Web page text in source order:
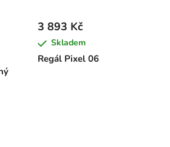
Regál Pixel 06
3 893 Kč
Skladem